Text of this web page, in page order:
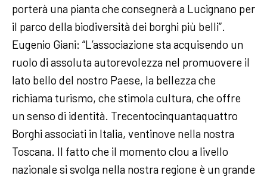
porterà una pianta che consegnerà a Lucignano per
il parco della biodiversità dei borghi più belli”.
Eugenio Giani: “L’associazione sta acquisendo un
ruolo di assoluta autorevolezza nel promuovere il
lato bello del nostro Paese, la bellezza che
richiama turismo, che stimola cultura, che offre
un senso di identità. Trecentocinquantaquattro
Borghi associati in Italia, ventinove nella nostra
Toscana. Il fatto che il momento clou a livello
nazionale si svolga nella nostra regione è un grande